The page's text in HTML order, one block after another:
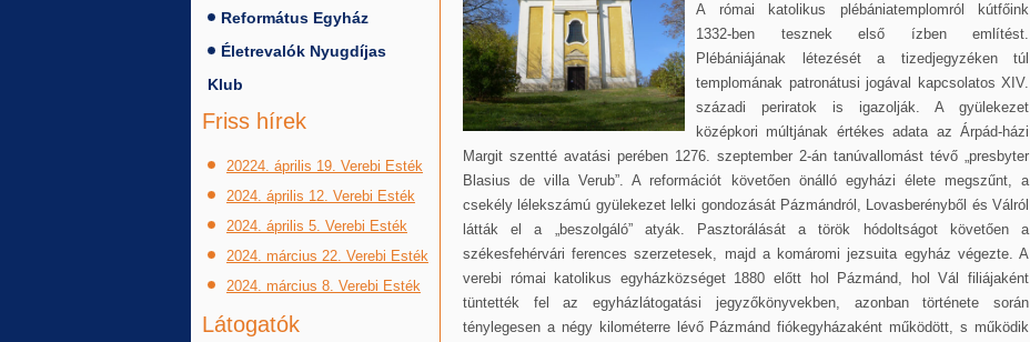
Református Egyház
Életrevalók Nyugdíjas
Klub
Friss hírek
20224. április 19. Verebi Esték
2024. április 12. Verebi Esték
2024. április 5. Verebi Esték
2024. március 22. Verebi Esték
2024. március 8. Verebi Esték
Látogatók
A római katolikus plébániatemplomról kútfőink
1332-ben tesznek első ízben említést.
Plébániájának létezését a tizedjegyzéken túl
templomának patronátusi jogával kapcsolatos XIV.
századi periratok is igazolják. A gyülekezet
középkori múltjának értékes adata az Árpád-házi
Margit szentté avatási perében 1276. szeptember 2-án tanúvallomást tévő „presbyter
Blasius de villa Verub”. A reformációt követően önálló egyházi élete megszűnt, a
csekély lélekszámú gyülekezet lelki gondozását Pázmándról, Lovasberényből és Válról
látták el a „beszolgáló” atyák. Pasztorálását a török hódoltságot követően a
székesfehérvári ferences szerzetesek, majd a komáromi jezsuita egyház végezte. A
verebi római katolikus egyházközséget 1880 előtt hol Pázmánd, hol Vál filiájaként
tüntették fel az egyházlátogatási jegyzőkönyvekben, azonban története során
ténylegesen a négy kilométerre lévő Pázmánd fiókegyházaként működött, s működik